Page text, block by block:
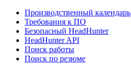
Производственный календарь
Требования к ПО
Безопасный HeadHunter
HeadHunter API
Поиск работы
Поиск по резюме